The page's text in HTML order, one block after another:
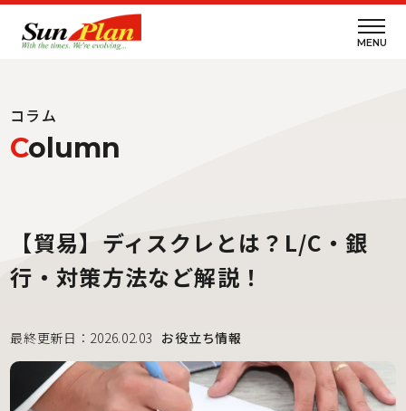
MENU
コラム
Column
【貿易】ディスクレとは？L/C・銀
行・対策方法など解説！
最終更新日：2026.02.03 お役立ち情報